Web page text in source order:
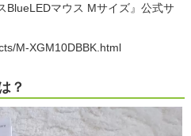
BlueLEDマウス Mサイズ』公式サ
M-XGM10DBBK.html
？